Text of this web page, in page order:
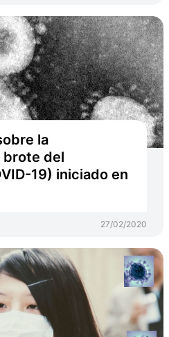
la
brote del
19) iniciado en
27/02/2020